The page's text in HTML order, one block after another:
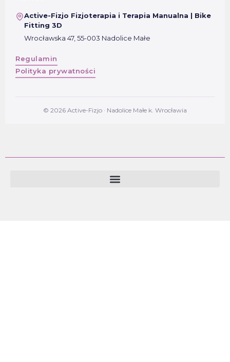
Active-Fizjo Fizjoterapia i Terapia Manualna | Bike
Fitting 3D
Wrocławska 47, 55-003 Nadolice Małe
Regulamin
Polityka prywatności
© 2026 Active-Fizjo · Nadolice Małe k. Wrocławia